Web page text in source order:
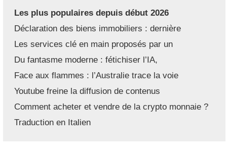
Les plus populaires depuis début 2026
Déclaration des biens immobiliers : dernière
Les services clé en main proposés par un
Du fantasme moderne : fétichiser l’IA,
Face aux flammes : l’Australie trace la voie
Youtube freine la diffusion de contenus
Comment acheter et vendre de la crypto monnaie ?
Traduction en Italien